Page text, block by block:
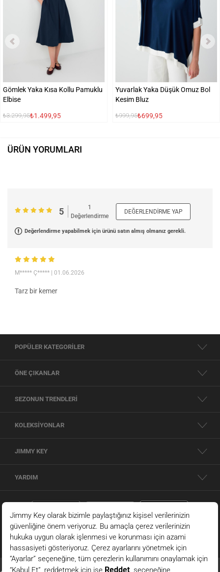
Gömlek Yaka Kısa Kollu Pamuklu
Elbise
₺3.299,95₺1.499,95
Yuvarlak Yaka Düşük Omuz Bol
Kesim Bluz
₺999,95₺699,95
ÜRÜN YORUMLARI
5
1
Değerlendirme
DEĞERLENDIRME YAP
Değerlendirme yapabilmek için ürünü satın almış olmanız gerekli.
M***** Ç***** | 01.06.2026
Tarz bir kemer
POPÜLER KATEGORİLER
ÖNE ÇIKANLAR
SEZONUN TRENDLERİ
KOLEKSİYONLAR
JIMMY KEY
YARDIM